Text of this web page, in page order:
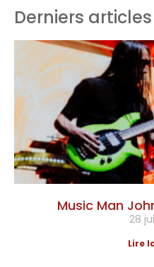
Derniers
Music Man
28
Lire